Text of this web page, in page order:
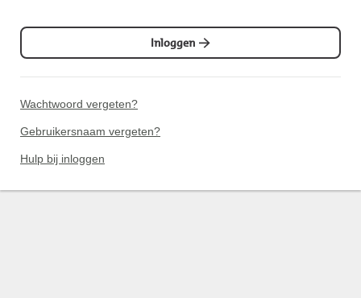
Inloggen
Wachtwoord vergeten?
Gebruikersnaam vergeten?
Hulp bij inloggen